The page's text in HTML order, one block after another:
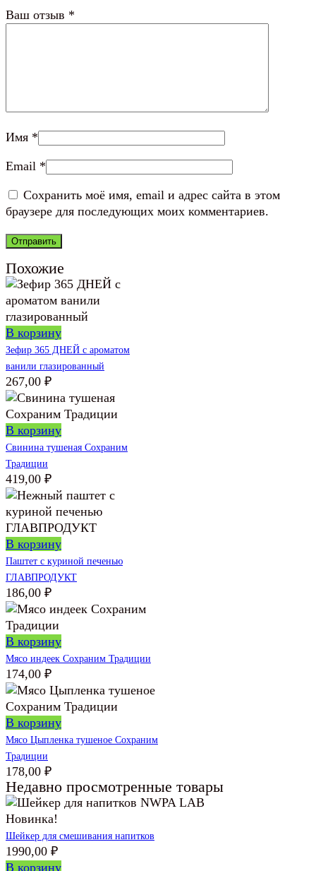
Ваш отзыв *
Имя *
Email *
Сохранить моё имя, email и адрес сайта в этом
браузере для последующих моих комментариев.
Похожие
В корзину
Зефир 365 ДНЕЙ с ароматом
ванили глазированный
267,00 ₽
В корзину
Свинина тушеная Сохраним
Традиции
419,00 ₽
В корзину
Паштет с куриной печенью
ГЛАВПРОДУКТ
186,00 ₽
В корзину
Мясо индеек Сохраним Традиции
174,00 ₽
В корзину
Мясо Цыпленка тушеное Сохраним
Традиции
178,00 ₽
Недавно просмотренные товары
Новинка!
Шейкер для смешивания напитков
1990,00 ₽
В корзину